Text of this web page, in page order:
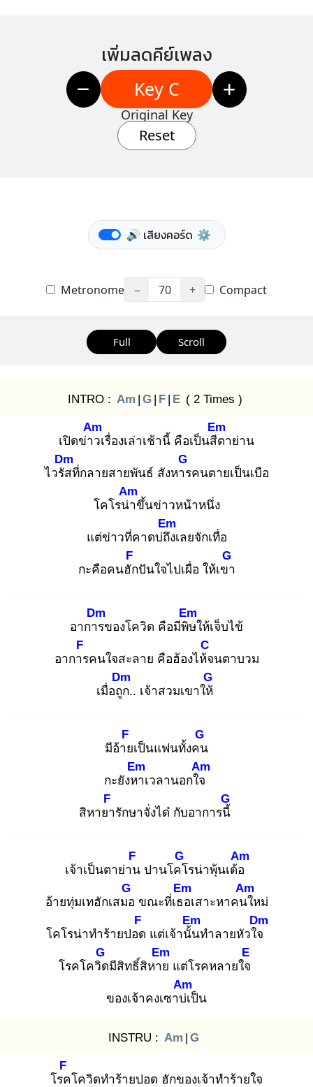
เพิ่มลดคีย์เพลง
Key C
Original Key
Reset
🔊 เสียงคอร์ด ⚙️
Metronome − 70 + Compact
Full Scroll
INTRO : Am | G | F | E ( 2 Times )
เปิดข่าว
Am
เรื่องเล่าเช้านี้ คือเป็นสีต
Em
าย่าน
ไวรัส
Dm
ที่กลายสายพันธ์ สังหาร
G
คนตายเป็นเบือ
โคโรน่า
Am
ขึ้นข่าวหน้าหนึ่ง
แต่ข่าวที่คาดบ่ถึง
Em
เลยจักเทื่อ
กะคือคนฮัก
F
ปันใจไปเผื่อ ให้เขา
G
อาการ
Dm
ของโควิด คือมีพิษ
Em
ให้เจ็บไข้
อาการ
F
คนใจสะลาย คือฮ้องไห้จ
C
นตาบวม
เมื่อถูก
Dm
.. เจ้าสวมเขาให้
G
มีอ้าย
F
เป็นแฟนทั้งคน
G
กะยังหา
Em
เวลานอกใจ
Am
สิหายา
F
รักษาจั่งได๋ กับอาการนี้
G
เจ้าเป็นตาย่าน
F
ปานโคโ
G
รน่าพุ้นเด้อ
Am
อ้ายทุ่มเทฮักเสมอ
G
ขณะที่เธอ
Em
เสาะหาคนใ
Am
หม่
โคโรน่าทำร้ายปอด
F
แต่เจ้านั้น
Em
ทำลายหัวใจ
Dm
โรคโควิด
G
มีสิทธิ์สิหาย
Em
แต่โรคหลายใจ
E
ของเจ้าคงเซาบ่เ
Am
ป็น
INSTRU : Am | G
โรค
F
โควิดทำร้ายปอด ฮักของเจ้าทำร้ายใจ